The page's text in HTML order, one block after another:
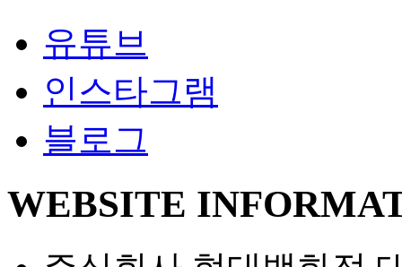
맵
미
어
유튜브
인스타그램
블로그
WEBSITE